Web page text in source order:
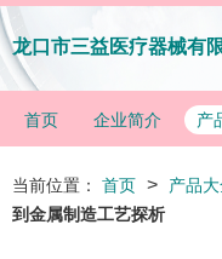
龙口市三益医疗器械有
首页 企业简介 产
当前位置： 首页 > 产品
到金属制造工艺探析